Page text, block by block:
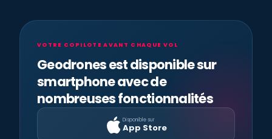
VOTRE COPILOTE AVANT CHAQUE VOL
Geodrones est disponible sur
smartphone avec de
nombreuses fonctionnalités
Disponible sur
App Store